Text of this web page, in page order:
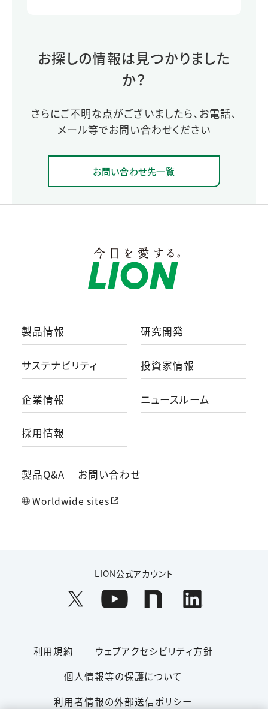
お探しの情報は見つかりました
か？
さらにご不明な点がございましたら、お電話、
メール等でお問い合わせください
お問い合わせ先一覧
製品情報 研究開発
サステナビリティ 投資家情報
企業情報 ニュースルーム
採用情報
製品Q&A お問い合わせ
Worldwide sites
LION公式アカウント
利用規約
ウェブアクセシビリティ方針
個人情報等の保護について
利用者情報の外部送信ポリシー